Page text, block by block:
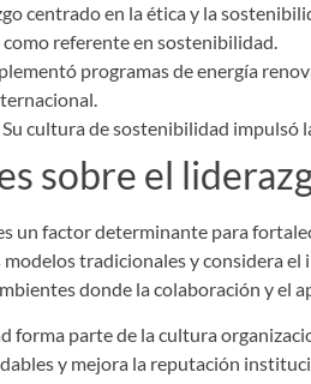
centrado en la ética y la
referente en sostenibilidad.
programas de energía
cultura de sostenibilidad
sobre el
un factor determinante para
tradicionales y considera
donde la colaboración y el
forma parte de la cultura
y mejora la reputación